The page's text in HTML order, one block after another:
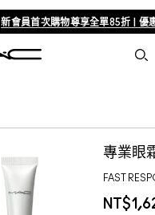
新會員首次購物尊享全單85折 | 優
專業眼
FAST